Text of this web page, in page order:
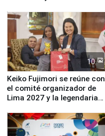
10
Keiko Fujimori se reúne con
el comité organizador de
Lima 2027 y la legendaria